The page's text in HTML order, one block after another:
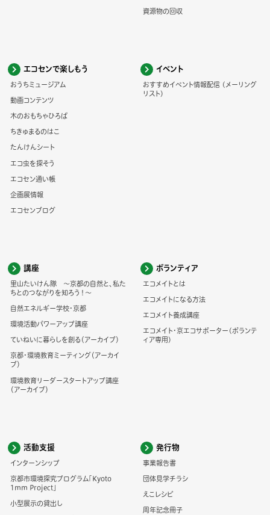
資源物の回収
エコセンで楽しもう
おうちミュージアム
動画コンテンツ
木のおもちゃひろば
ちきゅまるのはこ
たんけんシート
エコ虫を探そう
エコセン通い帳
企画展情報
エコセンブログ
イベント
おすすめイベント情報配信 (メーリング
リスト)
講座
里山たいけん隊 ～京都の自然と、私た
ちとのつながりを知ろう！～
自然エネルギー学校・京都
環境活動パワーアップ講座
ていねいに暮らしを創る（アーカイブ）
京都・環境教育ミーティング（アーカイ
ブ）
環境教育リーダースタートアップ講座
（アーカイブ）
ボランティア
エコメイトとは
エコメイトになる方法
エコメイト養成講座
エコメイト・京エコサポーター(ボランテ
ィア専用)
活動支援
インターンシップ
京都市環境探究プログラム「Kyoto
1mm Project」
小型展示の貸出し
発行物
事業報告書
団体見学チラシ
えこレシピ
周年記念冊子